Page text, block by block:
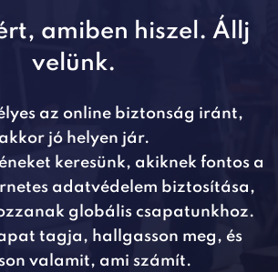
amiben hiszel. Állj
velünk.
az online biztonság iránt,
akkor jó helyen jár.
keresünk, akiknek fontos a
adatvédelem biztosítása,
globális csapatunkhoz.
tagja, hallgasson meg, és
valamit, ami számít.